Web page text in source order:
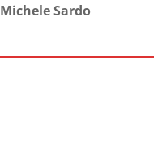
Michele Sardo